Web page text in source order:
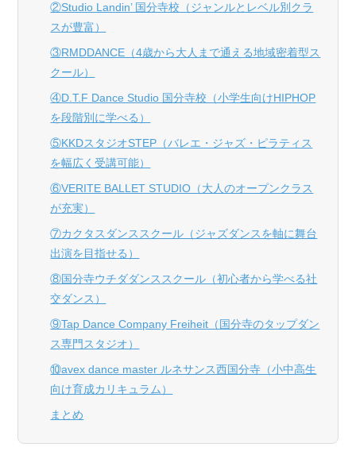
②Studio Landin’ 国分寺校（ジャンルとレベル別クラ
スが豊富）
③RMDDANCE（4歳から大人まで通える地域密着型ス
クール）
④D.T.F Dance Studio 国分寺校（小学生向けHIPHOP
を段階別に学べる）
⑤KKDスタジオSTEP（バレエ・ジャズ・ピラティス
を幅広く受講可能）
⑥VERITE BALLET STUDIO（大人のオープンクラス
が充実）
⑦カクタスダンススクール（ジャズダンスを軸に舞台
出演を目指せる）
⑧国分寺ウチダダンススクール（初心者から学べる社
交ダンス）
⑨Tap Dance Company Freiheit（国分寺のタップダン
ス専門スタジオ）
⑩avex dance master ルネサンス西国分寺（小中高生
向け育成カリキュラム）
まとめ